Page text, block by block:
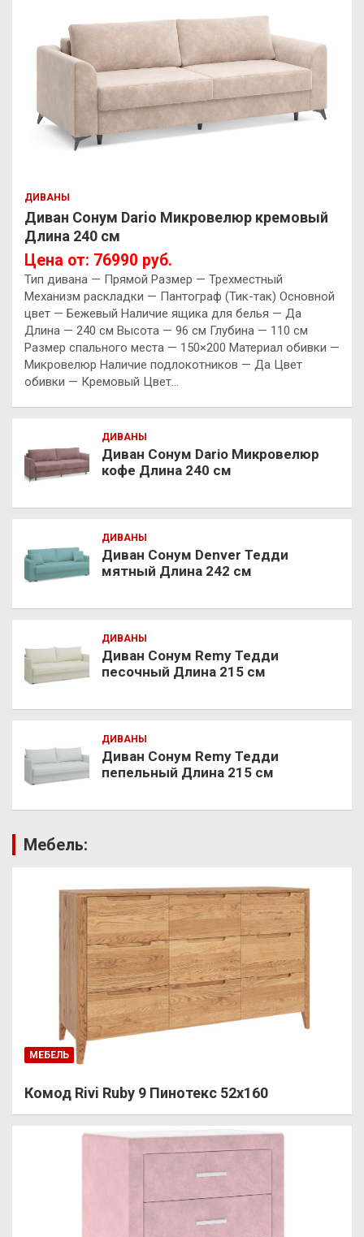
ДИВАНЫ
Диван Сонум Dario Микровелюр кремовый
Длина 240 см
Цена от: 76990 руб.
Тип дивана — Прямой Размер — Трехместный
Механизм раскладки — Пантограф (Тик-так) Основной
цвет — Бежевый Наличие ящика для белья — Да
Длина — 240 см Высота — 96 см Глубина — 110 см
Размер спального места — 150×200 Материал обивки —
Микровелюр Наличие подлокотников — Да Цвет
обивки — Кремовый Цвет…
ДИВАНЫ
Диван Сонум Dario Микровелюр
кофе Длина 240 см
ДИВАНЫ
Диван Сонум Denver Тедди
мятный Длина 242 см
ДИВАНЫ
Диван Сонум Remy Тедди
песочный Длина 215 см
ДИВАНЫ
Диван Сонум Remy Тедди
пепельный Длина 215 см
Мебель:
МЕБЕЛЬ
Комод Rivi Ruby 9 Пинотекс 52х160